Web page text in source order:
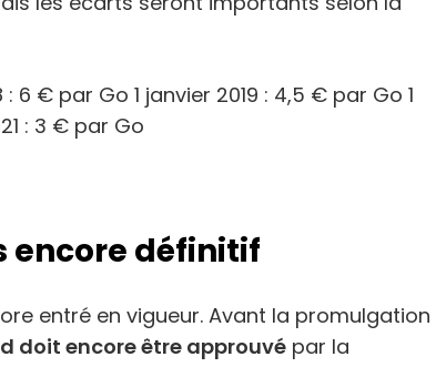
: 6 € par Go 1 janvier 2019 : 4,5 € par Go 1
: 3 € par Go
encore définitif
entré en vigueur. Avant la promulgation
doit encore être approuvé par la